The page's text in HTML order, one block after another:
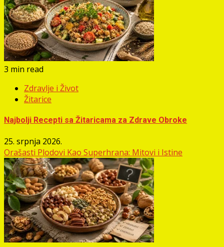
3 min read
Zdravlje i Život
Žitarice
Najbolji Recepti sa Žitaricama za Zdrave Obroke
25. srpnja 2026.
Orašasti Plodovi Kao Superhrana: Mitovi i Istine